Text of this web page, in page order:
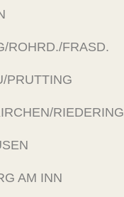
ROHRD./FRASD.
PRUTTING
RIEDERING
AM INN